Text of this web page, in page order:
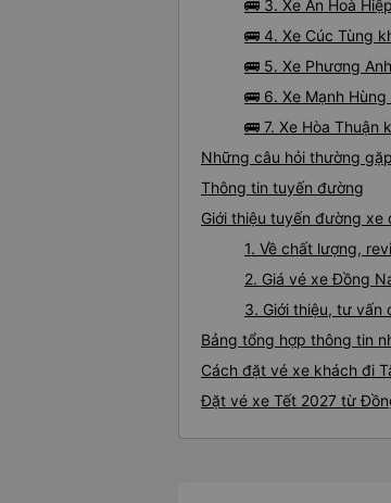
🚌 3. Xe An Hoà
🚌 4. Xe Cúc Tùng
🚌 5. Xe Phương
🚌 6. Xe Mạnh
🚌 7. Xe Hòa Thuận
Những câu hỏi thường
Thông tin tuyến đường
Giới thiệu tuyến đường xe
1. Về chất lượng,
2. Giá vé xe Đồng
3. Giới thiệu, tư vấn
Bảng tổng hợp thông tin
Cách đặt vé xe khách đi
Đặt vé xe Tết 2027 từ